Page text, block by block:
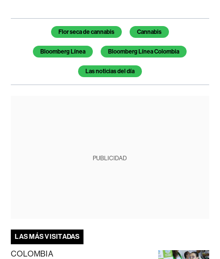
Temas de este artículo
Flor seca de cannabis Cannabis
Bloomberg Línea Bloomberg Línea Colombia
Las noticias del día
PUBLICIDAD
LAS MÁS VISITADAS
COLOMBIA